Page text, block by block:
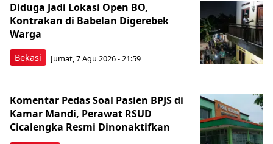
Bekasi
Diduga Jadi Lokasi Open BO,
Kontrakan di Babelan Digerebek
Warga
Jumat, 7 Agu 2026 - 21:59
Komentar Pedas Soal Pasien BPJS di
Kamar Mandi, Perawat RSUD
Cicalengka Resmi Dinonaktifkan